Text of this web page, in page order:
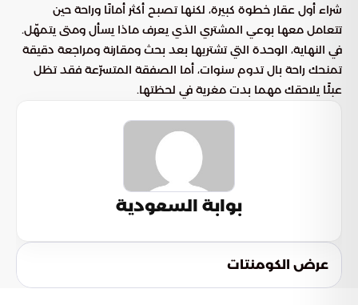
شراء أول عقار خطوة كبيرة، لكنها تصبح أكثر أمانًا وراحة حين
تتعامل معها بوعي المشتري الذي يعرف ماذا يسأل ومتى يتمهّل.
في النهاية، الوحدة التي تشتريها بعد بحث ومقارنة ومراجعة دقيقة
تمنحك راحة بال تدوم سنوات، أما الصفقة المتسرّعة فقد تظل
عبئًا يلاحقك مهما بدت مغرية في لحظتها.
بوابة السعودية
عرض الكومنتات